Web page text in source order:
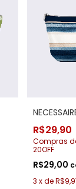
R$29,90
Compras
20OFF
R$29,00
3 xde